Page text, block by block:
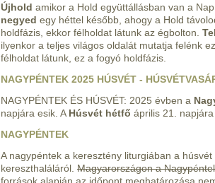
Újhold amikor a Hold együttállásban van a
negyed egy héttel később, ahogy a Hold
holdfázis, ekkor félholdat látunk az égbolton.
ilyenkor a teljes világos oldalát mutatja felénk
félholdat látunk, ez a fogyó holdfázis.
NAGYPÉNTEK 2025 HÚSVÉT -
NAGYPÉNTEK ÉS HÚSVÉT: 2025 évben a
napjára esik. A Húsvét hétfő április 21. napjára
NAGYPÉNTEK
A nagypéntek a keresztény liturgiában a
kereszthaláláról. Magyarországon a